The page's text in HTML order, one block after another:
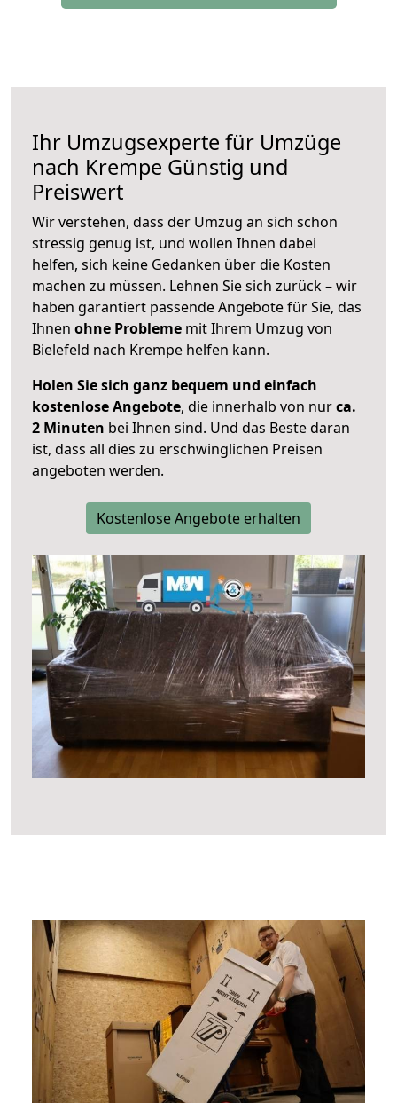
Ihr Umzugsexperte für Umzüge
nach Krempe Günstig und
Preiswert
Wir verstehen, dass der Umzug an sich schon
stressig genug ist, und wollen Ihnen dabei
helfen, sich keine Gedanken über die Kosten
machen zu müssen. Lehnen Sie sich zurück – wir
haben garantiert passende Angebote für Sie, das
Ihnen ohne Probleme mit Ihrem Umzug von
Bielefeld nach Krempe helfen kann.
Holen Sie sich ganz bequem und einfach
kostenlose Angebote, die innerhalb von nurca.
2 Minuten bei Ihnen sind. Und das Beste daran
ist, dass all dies zu erschwinglichen Preisen
angeboten werden.
Kostenlose Angebote erhalten